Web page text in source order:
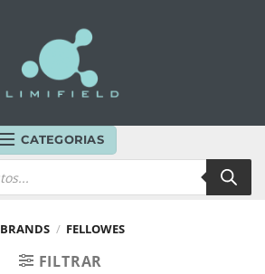
CATEGORIAS
BRANDS / FELLOWES
FILTRAR